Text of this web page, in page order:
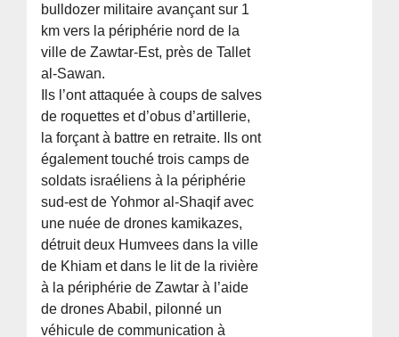
bulldozer militaire avançant sur 1
km vers la périphérie nord de la
ville de Zawtar-Est, près de Tallet
al-Sawan.
Ils l’ont attaquée à coups de salves
de roquettes et d’obus d’artillerie,
la forçant à battre en retraite. Ils ont
également touché trois camps de
soldats israéliens à la périphérie
sud-est de Yohmor al-Shaqif avec
une nuée de drones kamikazes,
détruit deux Humvees dans la ville
de Khiam et dans le lit de la rivière
à la périphérie de Zawtar à l’aide
de drones Ababil, pilonné un
véhicule de communication à